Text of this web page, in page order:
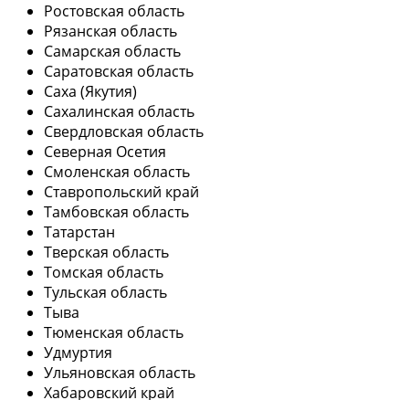
Ростовская область
Рязанская область
Самарская область
Саратовская область
Саха (Якутия)
Сахалинская область
Свердловская область
Северная Осетия
Смоленская область
Ставропольский край
Тамбовская область
Татарстан
Тверская область
Томская область
Тульская область
Тыва
Тюменская область
Удмуртия
Ульяновская область
Хабаровский край